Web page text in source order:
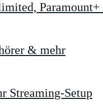
Paramount+
& mehr
Streaming-Setup